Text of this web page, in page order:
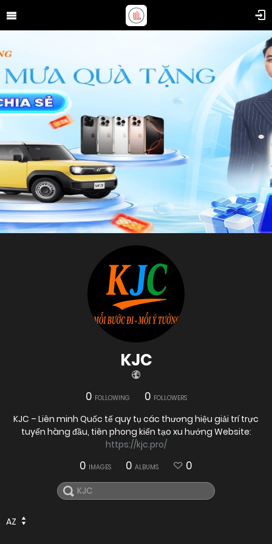
KJC
0 FOLLOWING 0 FOLLOWERS
KJC – Liên minh Quốc tế quy tụ các thương hiệu giải trí trực
tuyến hàng đầu, tiên phong kiến tạo xu hướng Website:
https://kjc.pro/
0 IMAGES 0 ALBUMS 0
AZ